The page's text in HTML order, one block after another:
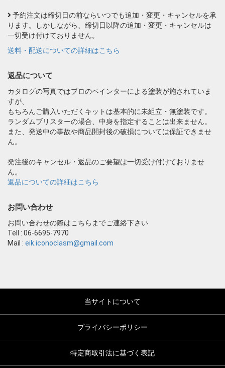
予約注文は締切日の前ならいつでも追加・変更・キャンセルを承
ります。しかしながら、締切日以降の追加・変更・キャンセルは
一切受け付けておりません。
送料・配送についての詳細はこちら
返品について
カタログの写真ではプロのペインターによる塗装が施されていま
すが、
もちろんご購入いただくキットは基本的に未組立・無塗装です。
ランダムブリスターの場合、中身を指定することは出来ません。
また、発送中の事故や商品開封後の破損については保証できませ
ん。
発注後のキャンセル・返品のご要望は一切受け付けておりませ
ん。
返品についての詳細はこちら
お問い合わせ
お問い合わせの際はこちらまでご連絡下さい
Tell : 06-6695-7970
Mail : eik.iconoclasm@gmail.com
当サイトについて
プライバシーポリシー
特定商取引法に基づく表記